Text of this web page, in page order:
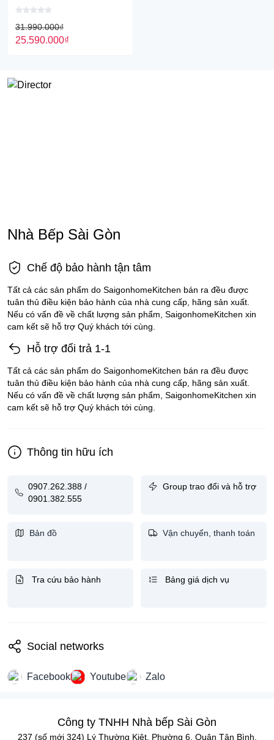
HMH.SMS4IVI01P GIÁ RẺ
31.990.000₫
25.590.000₫
Nhà Bếp Sài Gòn
Chế độ bảo hành tận tâm
Tất cả các sản phẩm do SaigonhomeKitchen bán ra đều được
tuân thủ điều kiện bảo hành của nhà cung cấp, hãng sản xuất.
Nếu có vấn đề về chất lượng sản phẩm, SaigonhomeKitchen xin
cam kết sẽ hỗ trợ Quý khách tới cùng.
Hỗ trợ đổi trả 1-1
Tất cả các sản phẩm do SaigonhomeKitchen bán ra đều được
tuân thủ điều kiện bảo hành của nhà cung cấp, hãng sản xuất.
Nếu có vấn đề về chất lượng sản phẩm, SaigonhomeKitchen xin
cam kết sẽ hỗ trợ Quý khách tới cùng.
Thông tin hữu ích
0907.262.388 /
0901.382.555
Group trao đổi và hỗ trợ
Bản đồ Vận chuyển, thanh toán
Tra cứu bảo hành Bảng giá dịch vụ
Social networks
Facebook Youtube Zalo
Công ty TNHH Nhà bếp Sài Gòn
237 (số mới 324) Lý Thường Kiệt, Phường 6, Quận Tân Bình,